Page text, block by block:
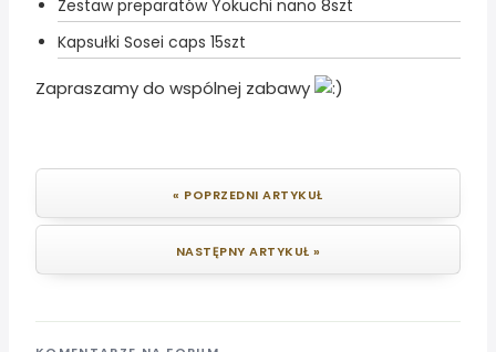
Zestaw preparatów Yokuchi nano 8szt
Kapsułki Sosei caps 15szt
Zapraszamy do wspólnej zabawy
« POPRZEDNI ARTYKUŁ
NASTĘPNY ARTYKUŁ »